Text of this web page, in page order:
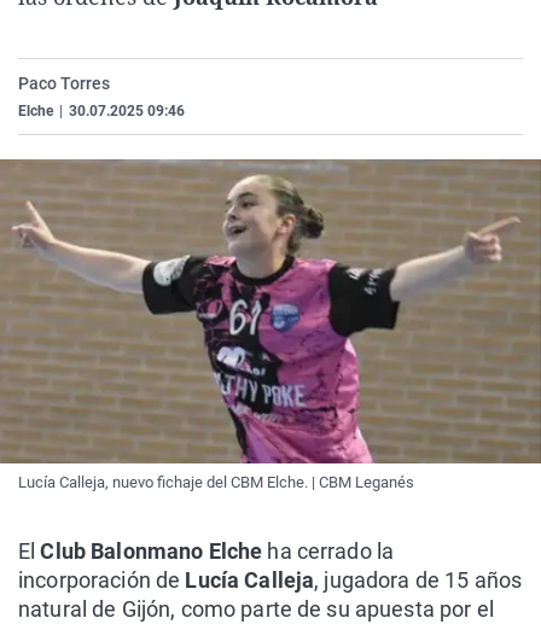
Gente viajera
Retornados
Galicia
País Vasco
Televisión
Paco Torres
Elche 30.07.2025 09:46
Lucía Calleja, nuevo fichaje del CBM Elche. | CBM Leganés
ElClub Balonmano Elche ha cerrado la
incorporación de Lucía Calleja, jugadora de 15 años
natural de Gijón, como parte de su apuesta por el